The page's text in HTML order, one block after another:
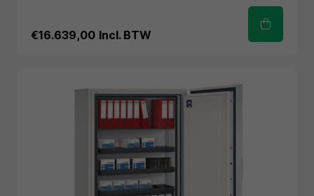
€16.639,00 Incl. BTW